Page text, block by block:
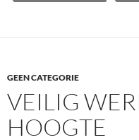
GEEN CATEGORIE
VEILIG
HOOGTE